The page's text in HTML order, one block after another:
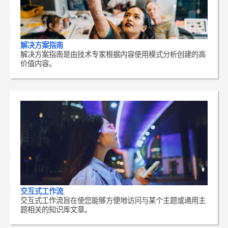
解决方案指南
解决方案指南是由技术专家根据内容使用模式分析创建的高
价值内容。
交互式工作流
交互式工作流旨在使您能够方便地访问与某个主题或通用主
题相关的知识库文章。